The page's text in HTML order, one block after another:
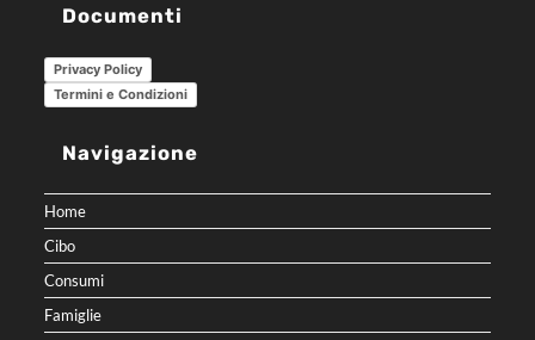
Documenti
Privacy Policy
Termini e Condizioni
Navigazione
Home
Cibo
Consumi
Famiglie